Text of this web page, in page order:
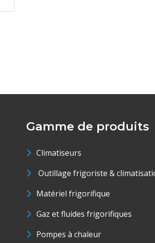
Gamme de produits
Climatiseurs
Outillage frigoriste &
Matériel frigorifique
Gaz et fluides frigorifiques
Pompes à chaleur